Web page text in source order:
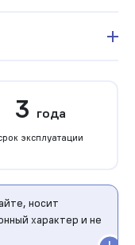
3 года
эксплуатации
носит
характер и не